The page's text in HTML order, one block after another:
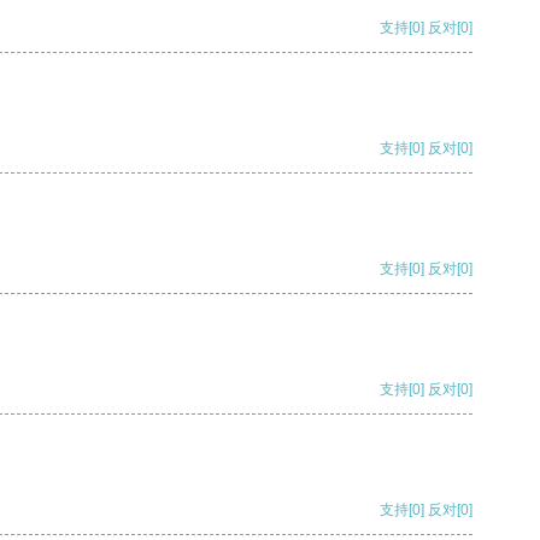
支持[0] 反对[0]
支持[0] 反对[0]
支持[0] 反对[0]
支持[0] 反对[0]
支持[0] 反对[0]